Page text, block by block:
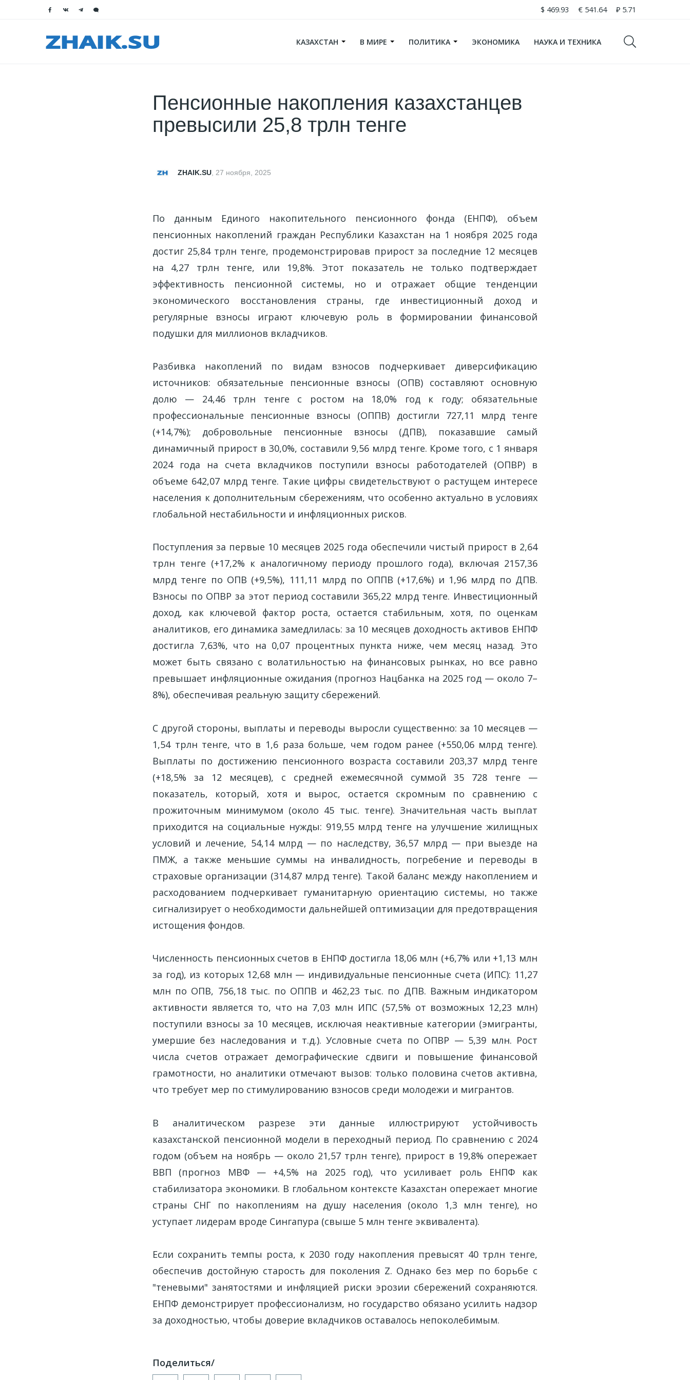
$ 469.93 € 541.64 ₽ 5.71
КАЗАХСТАН В МИРЕ ПОЛИТИКА ЭКОНОМИКА НАУКА И ТЕХНИКА
Пенсионные накопления казахстанцев
превысили 25,8 трлн тенге
ZHAIK.SU, 27 ноября, 2025
По данным Единого накопительного пенсионного фонда (ЕНПФ), объем
пенсионных накоплений граждан Республики Казахстан на 1 ноября 2025 года
достиг 25,84 трлн тенге, продемонстрировав прирост за последние 12 месяцев
на 4,27 трлн тенге, или 19,8%. Этот показатель не только подтверждает
эффективность пенсионной системы, но и отражает общие тенденции
экономического восстановления страны, где инвестиционный доход и
регулярные взносы играют ключевую роль в формировании финансовой
подушки для миллионов вкладчиков.
Разбивка накоплений по видам взносов подчеркивает диверсификацию
источников: обязательные пенсионные взносы (ОПВ) составляют основную
долю — 24,46 трлн тенге с ростом на 18,0% год к году; обязательные
профессиональные пенсионные взносы (ОППВ) достигли 727,11 млрд тенге
(+14,7%); добровольные пенсионные взносы (ДПВ), показавшие самый
динамичный прирост в 30,0%, составили 9,56 млрд тенге. Кроме того, с 1 января
2024 года на счета вкладчиков поступили взносы работодателей (ОПВР) в
объеме 642,07 млрд тенге. Такие цифры свидетельствуют о растущем интересе
населения к дополнительным сбережениям, что особенно актуально в условиях
глобальной нестабильности и инфляционных рисков.
Поступления за первые 10 месяцев 2025 года обеспечили чистый прирост в 2,64
трлн тенге (+17,2% к аналогичному периоду прошлого года), включая 2157,36
млрд тенге по ОПВ (+9,5%), 111,11 млрд по ОППВ (+17,6%) и 1,96 млрд по ДПВ.
Взносы по ОПВР за этот период составили 365,22 млрд тенге. Инвестиционный
доход, как ключевой фактор роста, остается стабильным, хотя, по оценкам
аналитиков, его динамика замедлилась: за 10 месяцев доходность активов ЕНПФ
достигла 7,63%, что на 0,07 процентных пункта ниже, чем месяц назад. Это
может быть связано с волатильностью на финансовых рынках, но все равно
превышает инфляционные ожидания (прогноз Нацбанка на 2025 год — около 7–
8%), обеспечивая реальную защиту сбережений.
С другой стороны, выплаты и переводы выросли существенно: за 10 месяцев —
1,54 трлн тенге, что в 1,6 раза больше, чем годом ранее (+550,06 млрд тенге).
Выплаты по достижению пенсионного возраста составили 203,37 млрд тенге
(+18,5% за 12 месяцев), с средней ежемесячной суммой 35 728 тенге —
показатель, который, хотя и вырос, остается скромным по сравнению с
прожиточным минимумом (около 45 тыс. тенге). Значительная часть выплат
приходится на социальные нужды: 919,55 млрд тенге на улучшение жилищных
условий и лечение, 54,14 млрд — по наследству, 36,57 млрд — при выезде на
ПМЖ, а также меньшие суммы на инвалидность, погребение и переводы в
страховые организации (314,87 млрд тенге). Такой баланс между накоплением и
расходованием подчеркивает гуманитарную ориентацию системы, но также
сигнализирует о необходимости дальнейшей оптимизации для предотвращения
истощения фондов.
Численность пенсионных счетов в ЕНПФ достигла 18,06 млн (+6,7% или +1,13 млн
за год), из которых 12,68 млн — индивидуальные пенсионные счета (ИПС): 11,27
млн по ОПВ, 756,18 тыс. по ОППВ и 462,23 тыс. по ДПВ. Важным индикатором
активности является то, что на 7,03 млн ИПС (57,5% от возможных 12,23 млн)
поступили взносы за 10 месяцев, исключая неактивные категории (эмигранты,
умершие без наследования и т.д.). Условные счета по ОПВР — 5,39 млн. Рост
числа счетов отражает демографические сдвиги и повышение финансовой
грамотности, но аналитики отмечают вызов: только половина счетов активна,
что требует мер по стимулированию взносов среди молодежи и мигрантов.
В аналитическом разрезе эти данные иллюстрируют устойчивость
казахстанской пенсионной модели в переходный период. По сравнению с 2024
годом (объем на ноябрь — около 21,57 трлн тенге), прирост в 19,8% опережает
ВВП (прогноз МВФ — +4,5% на 2025 год), что усиливает роль ЕНПФ как
стабилизатора экономики. В глобальном контексте Казахстан опережает многие
страны СНГ по накоплениям на душу населения (около 1,3 млн тенге), но
уступает лидерам вроде Сингапура (свыше 5 млн тенге эквивалента).
Если сохранить темпы роста, к 2030 году накопления превысят 40 трлн тенге,
обеспечив достойную старость для поколения Z. Однако без мер по борьбе с
"теневыми" занятостями и инфляцией риски эрозии сбережений сохраняются.
ЕНПФ демонстрирует профессионализм, но государство обязано усилить надзор
за доходностью, чтобы доверие вкладчиков оставалось непоколебимым.